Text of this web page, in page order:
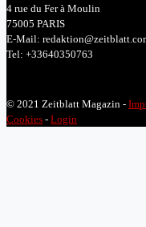
4 rue du Fer à Moulin
75005 PARIS
E-Mail:
Tel: +33640350763
© 2021 Zeitblatt Magazin -
Cookies - Login